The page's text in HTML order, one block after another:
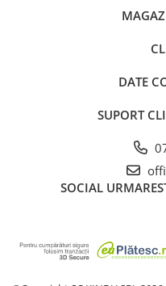
DATE
SUPORT
SOCIAL